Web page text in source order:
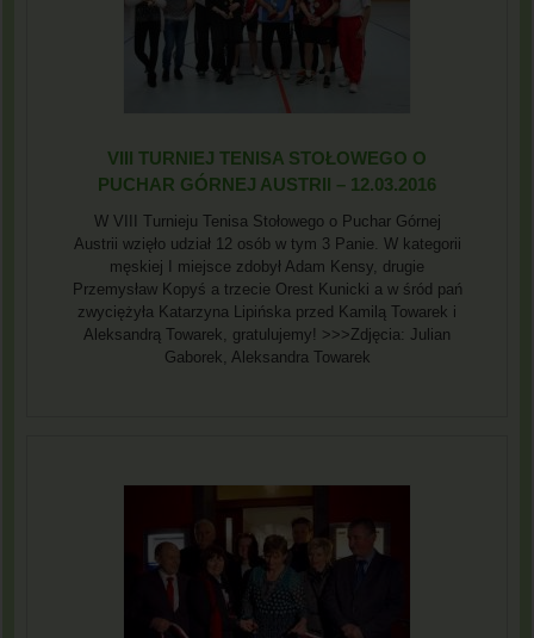
VIII TURNIEJ TENISA STOŁOWEGO O
PUCHAR GÓRNEJ AUSTRII – 12.03.2016
W VIII Turnieju Tenisa Stołowego o Puchar Górnej
Austrii wzięło udział 12 osób w tym 3 Panie. W kategorii
męskiej I miejsce zdobył Adam Kensy, drugie
Przemysław Kopyś a trzecie Orest Kunicki a w śród pań
zwyciężyła Katarzyna Lipińska przed Kamilą Towarek i
Aleksandrą Towarek, gratulujemy! >>>Zdjęcia: Julian
Gaborek, Aleksandra Towarek